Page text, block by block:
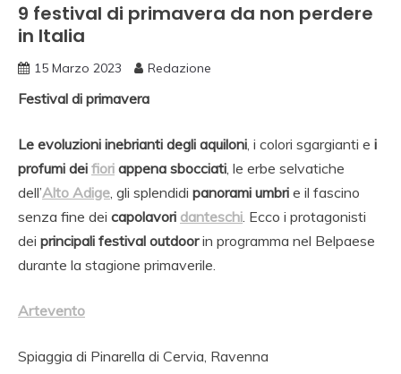
9 festival di primavera da non perdere
in Italia
15 Marzo 2023 Redazione
Festival di primavera
Le evoluzioni inebrianti degli aquiloni, i colori sgargianti e i
profumi dei fiori appena sbocciati, le erbe selvatiche
dell’Alto Adige, gli splendidi panorami umbri e il fascino
senza fine dei capolavori danteschi. Ecco i protagonisti
dei principali festival outdoorin programma nel Belpaese
durante la stagione primaverile.
Artevento
Spiaggia di Pinarella di Cervia, Ravenna